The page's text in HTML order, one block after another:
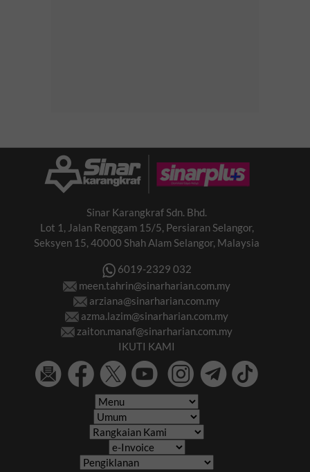
Sinar Karangkraf Sdn. Bhd.
Lot 1, Jalan Renggam 15/5, Persiaran Selangor,
Seksyen 15, 40000 Shah Alam Selangor, Malaysia
6019-2329 032
meen.tahrin@sinarharian.com.my
arziana@sinarharian.com.my
azma.lazim@sinarharian.com.my
zaiton.manaf@sinarharian.com.my
IKUTI KAMI